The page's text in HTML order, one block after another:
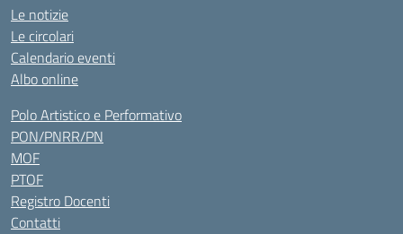
Le notizie
Le circolari
Calendario eventi
Albo online
Polo Artistico e Performativo
PON/PNRR/PN
MOF
PTOF
Registro Docenti
Contatti